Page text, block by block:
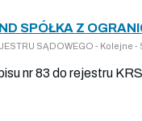
SPÓŁKA Z
SĄDOWEGO - Kolejne
nr 83 do rejestru